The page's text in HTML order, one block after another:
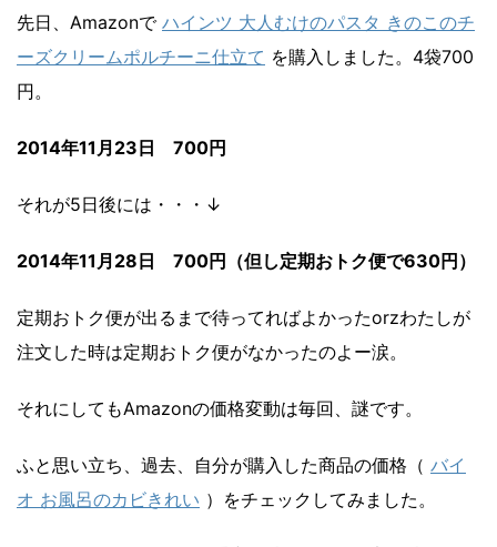
先日、Amazonで ハインツ 大人むけのパスタ きのこのチ
ーズクリームポルチーニ仕立て を購入しました。4袋700
円。
2014年11月23日 700円
それが5日後には・・・↓
2014年11月28日 700円（但し定期おトク便で630円）
定期おトク便が出るまで待ってればよかったorzわたしが
注文した時は定期おトク便がなかったのよー涙。
それにしてもAmazonの価格変動は毎回、謎です。
ふと思い立ち、過去、自分が購入した商品の価格（ バイ
オ お風呂のカビきれい ）をチェックしてみました。